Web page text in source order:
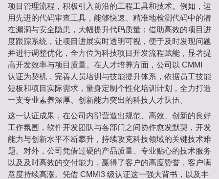
项目管理流程，积极引入前沿的工程工具和技术。例如，运
用先进的代码审查工具，能够快速、精准地检测代码中的潜
在漏洞与安全隐患，大幅提升代码质量；借助高效的项目进
度跟踪系统，让项目进展实时透明可视，便于及时发现问题
并进行调整优化，全方位为科技项目开发流程赋能，显著提
高开发效率与项目质量。在人才培养方面，公司以 CMMI
认证为契机，完善人员培训与技能提升体系，依据员工技能
短板和项目实际需求，量身定制个性化培训计划，全力打造
一支专业素养深厚、创新能力突出的科技人才队伍。
这一认证成果，在公司内部营造出规范、高效、创新的良好
工作氛围，软件开发团队与各部门之间协作愈发默契，开发
能力与创新水平不断攀升，持续攻克科技领域的关键技术难
题。对外，公司凭借过硬的产品质量、专业贴心的技术服务
以及及时高效的交付能力，赢得了客户的高度赞誉，客户满
意度持续高涨。凭借 CMMI3 级认证这一强大背书，以及丰